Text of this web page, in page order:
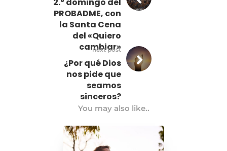
PROBADME, con
la Santa Cena
del «Quiero
cambiar»
next post
¿Por qué Dios
nos pide que
seamos
sinceros?
You may also like..